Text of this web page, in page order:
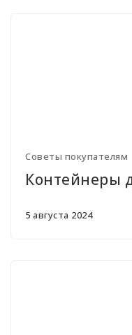
Советы покупателям
Контейнеры
5 августа 2024